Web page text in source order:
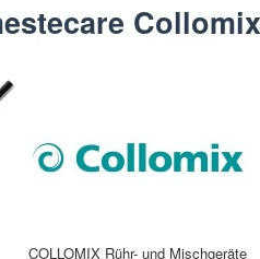
COLLOMIX Rühr- und Mischgeräte